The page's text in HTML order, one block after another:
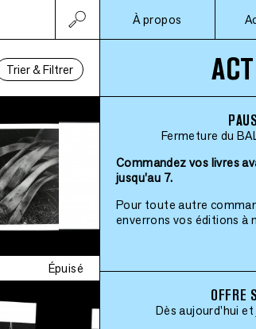
À propos
Trier & Filtrer
Épuisé
Fermeture du
Commandez vos livres
jusqu'au 7.
Pour toute autre
enverrons vos éditions à
OFFRE
Dès aujourd'hui